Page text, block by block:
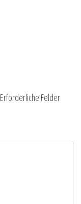
Erforderliche Felder